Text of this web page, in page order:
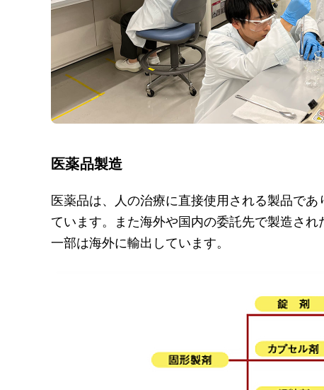
医薬品製造
医薬品は、人の治療に直接使用される製品で
ています。また海外や国内の委託先で製造さ
一部は海外に輸出しています。